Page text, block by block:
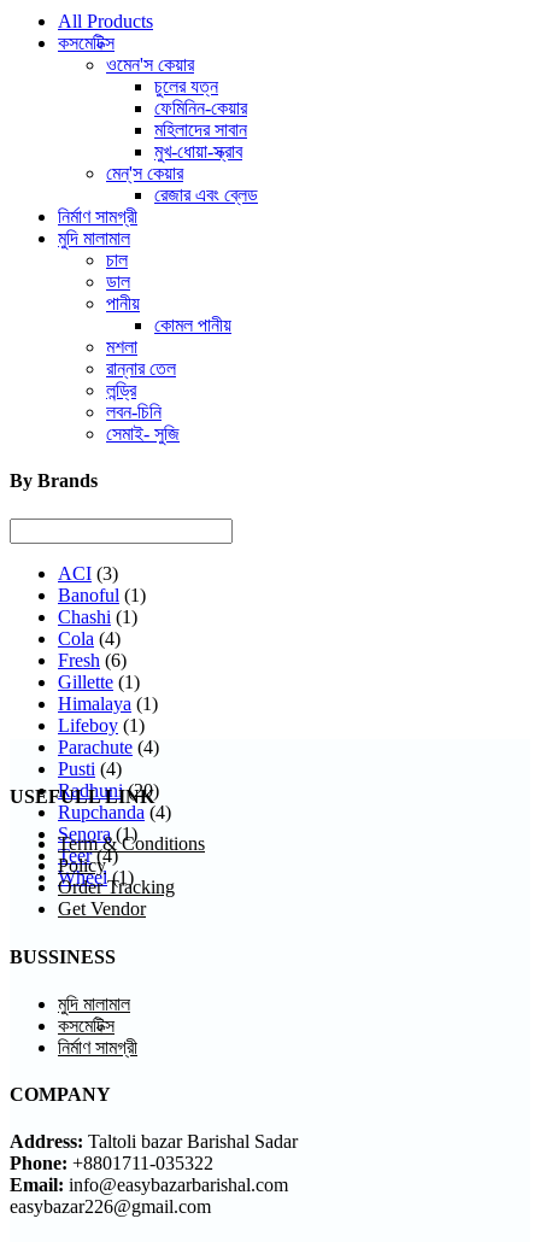
All Products
কসমেটিক্স
ওমেন'স কেয়ার
চুলের যত্ন
ফেমিনিন-কেয়ার
মহিলাদের সাবান
মুখ-ধোয়া-স্ক্রাব
মেন্'স কেয়ার
রেজার এবং ব্লেড
নির্মাণ সামগ্রী
মুদি মালামাল
চাল
ডাল
পানীয়
কোমল পানীয়
মশলা
রান্নার তেল
লন্ড্রি
লবন-চিনি
সেমাই- সুজি
By Brands
ACI (3)
Banoful (1)
Chashi (1)
Cola (4)
Fresh (6)
Gillette (1)
Himalaya (1)
Lifeboy (1)
Parachute (4)
Pusti (4)
Radhuni (20)
Rupchanda (4)
Senora (1)
Teer (4)
Wheel (1)
USEFULL LINK
Term & Conditions
Policy
Order Tracking
Get Vendor
BUSSINESS
মুদি মালামাল
কসমেটিক্স
নির্মাণ সামগ্রী
COMPANY
Address: Taltoli bazar Barishal Sadar
Phone: +8801711-035322
Email: info@easybazarbarishal.com
easybazar226@gmail.com